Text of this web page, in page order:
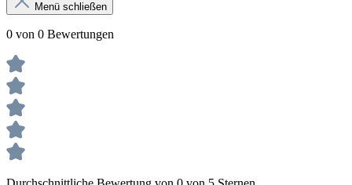
Menü schließen
0 von 0 Bewertungen